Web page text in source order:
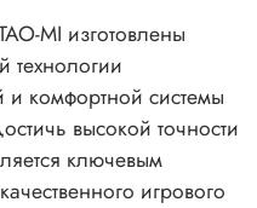
MI изготовлены
технологии
и комфортной системы
высокой точности
ключевым
игрового